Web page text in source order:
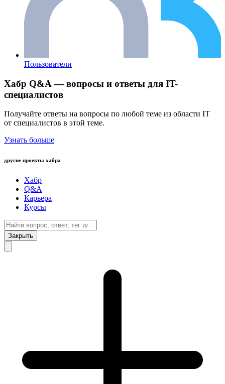
Пользователи
Хабр Q&A — вопросы и ответы для IT-
специалистов
Получайте ответы на вопросы по любой теме из области IT
от специалистов в этой теме.
Узнать больше
другие проекты хабра
Хабр
Q&A
Карьера
Курсы
Закрыть